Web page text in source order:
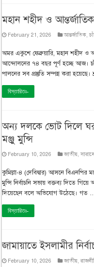
মহান শহীদ ও
February 21, 2026 আন্তর্জাতিক ,
অমর একুশে ফেব্রুয়ারি, মহান শহীদ ও
আন্দোলনের ৭৪ বছর পূর্ণ হচ্ছে আজ।
পালনের সব প্রস্তুতি সম্পন্ন করা হয়েছে।
বিস্তারিতঃ-
অন্য দলকে ভোট দিলে
মঞ্জু মুন্সি
February 10, 2026 জাতীয় ,
কুমিল্লা-৪ (দেবিদ্বার) আসনে বিএনপির
মুন্সি নির্বাচনি সভায় বক্তব্য দিতে
দিয়েছেন বলে অভিযোগ উঠেছে। গত
বিস্তারিতঃ-
জামায়াতে ইসলামীর
February 10, 2026 জাতীয় ,